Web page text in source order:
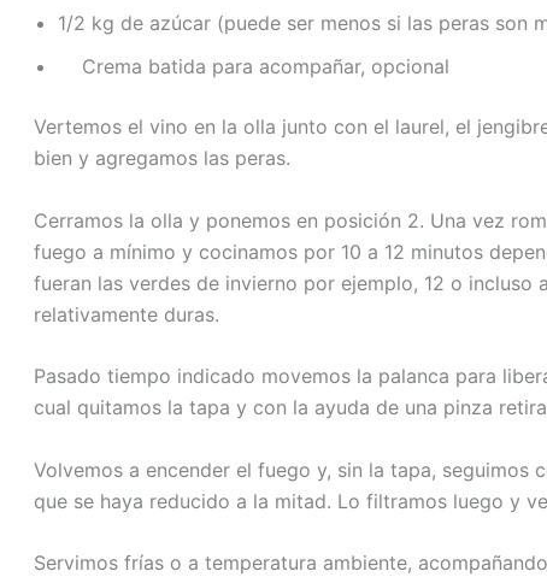
1/2 kg de azúcar (puede ser menos si las peras son
Crema batida para acompañar, opcional
Vertemos el vino en la olla junto con el laurel, el
bien y agregamos las peras.
Cerramos la olla y ponemos en posición 2. Una vez
fuego a mínimo y cocinamos por 10 a 12 minutos
fueran las verdes de invierno por ejemplo, 12 o incluso
relativamente duras.
Pasado tiempo indicado movemos la palanca para
cual quitamos la tapa y con la ayuda de una pinza
Volvemos a encender el fuego y, sin la tapa, seguimos
que se haya reducido a la mitad. Lo filtramos luego y
Servimos frías o a temperatura ambiente,